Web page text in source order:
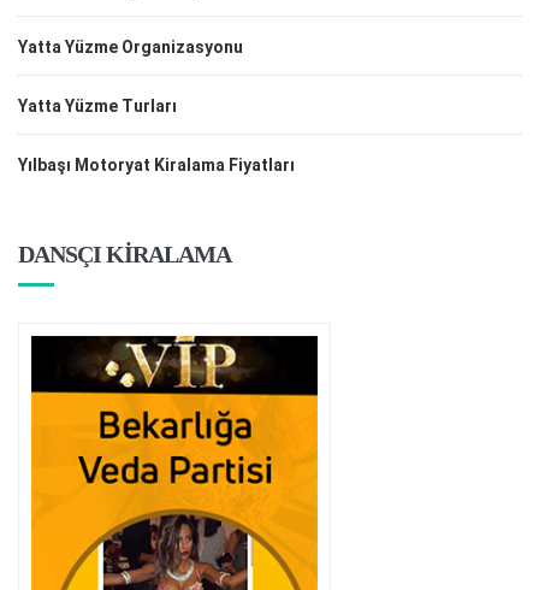
Yatta Yüzme Organizasyonu
Yatta Yüzme Turları
Yılbaşı Motoryat Kiralama Fiyatları
DANSÇI KİRALAMA